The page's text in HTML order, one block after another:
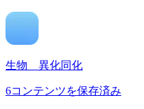
生物 異化同化
6コンテンツを保存済み